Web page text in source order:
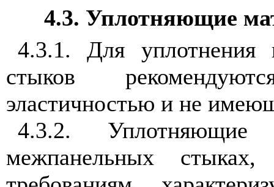
4.3. Уплотняющие
4.3.1. Для уплотнения
стыков
эластичностью и не
4.3.2. Уплотняющие
межпанельных